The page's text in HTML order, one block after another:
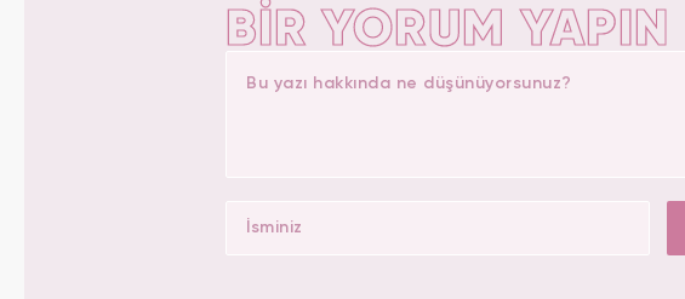
BİR YORUM YAPIN